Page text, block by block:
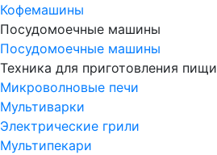
Кофемашины
Посудомоечные машины
Посудомоечные машины
Техника для приготовления пищи
Микроволновые печи
Мультиварки
Электрические грили
Мультипекари